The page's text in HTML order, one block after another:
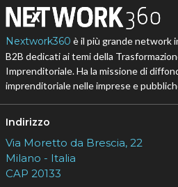
Nextwork360 è il più grande network
B2B dedicati ai temi della
Imprenditoriale. Ha la missione di
imprenditoriale nelle imprese e
Indirizzo
Via Moretto da Brescia, 22
Milano - Italia
CAP 20133